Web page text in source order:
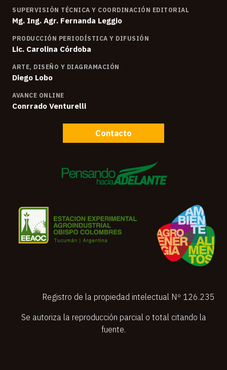
SUPERVISIÓN TÉCNICA Y COORDINACIÓN EDITORIAL
Mg. Ing. Agr. Fernanda Leggio
PRODUCCIÓN PERIODÍSTICA Y DIFUSIÓN
Lic. Carolina Córdoba
ARTE, DISEÑO Y DIAGRAMACIÓN
Diego Lobo
AVANCE ONLINE
Conrrado Venturelli
Contacto
Registro de la propiedad intelectual Nº 126.235
Se autoriza la reproducción parcial o total citando la
fuente.